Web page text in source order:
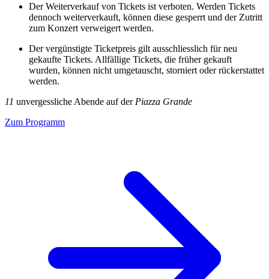
Der Weiterverkauf von Tickets ist verboten. Werden Tickets
dennoch weiterverkauft, können diese gesperrt und der Zutritt
zum Konzert verweigert werden.
Der vergünstigte Ticketpreis gilt ausschliesslich für neu
gekaufte Tickets. Allfällige Tickets, die früher gekauft
wurden, können nicht umgetauscht, storniert oder rückerstattet
werden.
11 unvergessliche Abende auf der Piazza Grande
Zum Programm